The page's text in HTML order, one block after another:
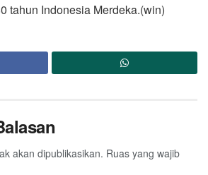
tahun Indonesia Merdeka.(win)
akan dipublikasikan. Ruas yang wajib